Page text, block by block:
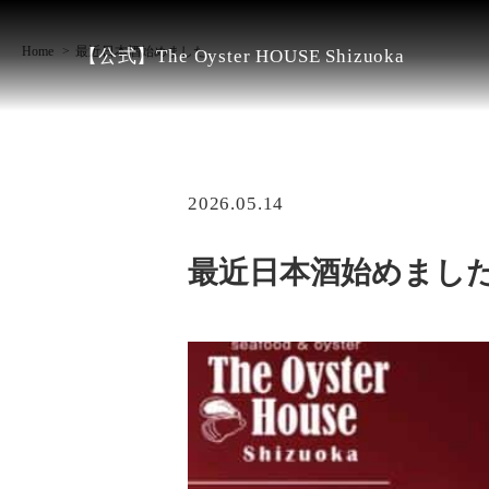
【公式】The Oyster HOUSE Shizuoka
Home 最近日本酒始めました。
2026.05.14
最近日本酒始めまし